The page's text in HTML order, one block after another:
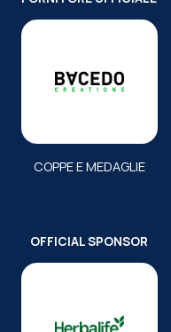
COPPE E MEDAGLIE
OFFICIAL SPONSOR